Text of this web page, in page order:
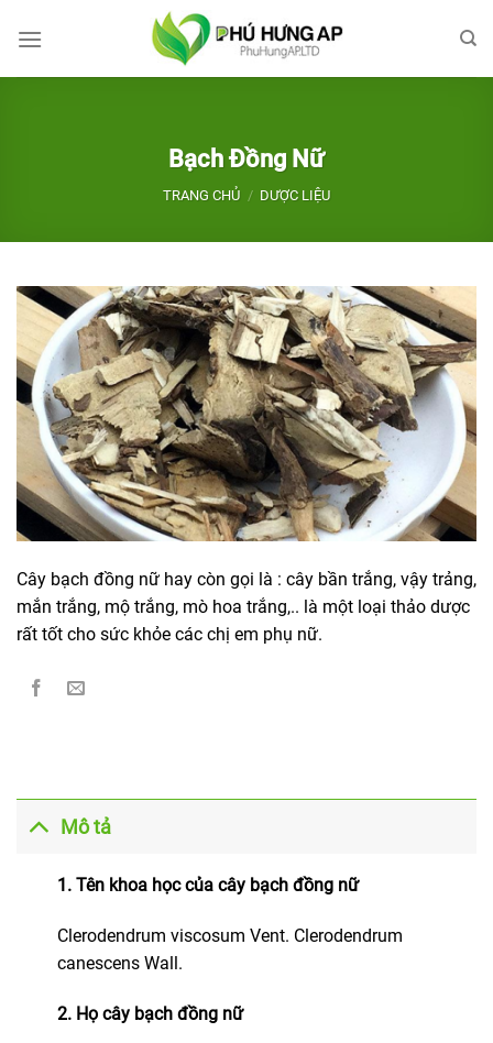
qua
Bạch Đồng Nữ
TRANG CHỦ / DƯỢC LIỆU
Cây bạch đồng nữ hay còn gọi là : cây bần trắng, vậy trảng,
mắn trắng, mộ trắng, mò hoa trắng,.. là một loại thảo dược
rất tốt cho sức khỏe các chị em phụ nữ.
Mô tả
1. Tên khoa học của cây bạch đồng nữ
Clerodendrum viscosum Vent. Clerodendrum
canescens Wall.
2. Họ cây bạch đồng nữ